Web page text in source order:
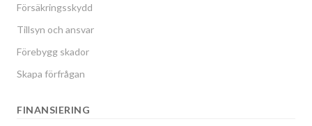
Försäkringsskydd
Tillsyn och ansvar
Förebygg skador
Skapa förfrågan
FINANSIERING